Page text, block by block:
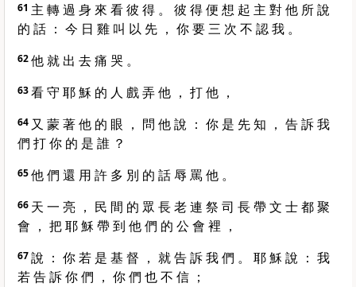
61 主 轉 過 身 來 看 彼 得 。 彼 得 便 想 起 主 對 他 所 說
的 話 ： 今 日 雞 叫 以 先 ， 你 要 三 次 不 認 我 。
62他 就 出 去 痛 哭 。
63看 守 耶 穌 的 人 戲 弄 他 ， 打 他 ，
64 又 蒙 著 他 的 眼 ， 問 他 說 ： 你 是 先 知 ， 告 訴 我
們 打 你 的 是 誰 ？
65他 們 還 用 許 多 別 的 話 辱 罵 他 。
66 天 一 亮 ， 民 間 的 眾 長 老 連 祭 司 長 帶 文 士 都 聚
會 ， 把 耶 穌 帶 到 他 們 的 公 會 裡 ，
67說 ： 你 若 是 基 督 ， 就 告 訴 我 們 。 耶 穌 說 ： 我
若 告 訴 你 們 ， 你 們 也 不 信 ；